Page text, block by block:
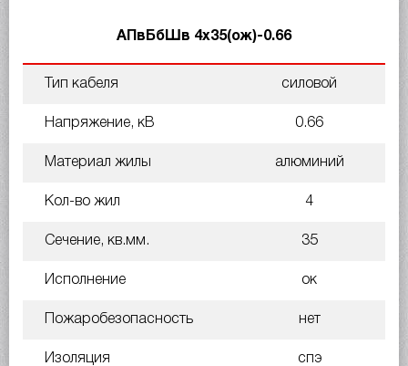
АПвБбШв 4х35(ож)-0.66
Тип кабеля силовой
Напряжение, кВ 0.66
Материал жилы алюминий
Кол-во жил 4
Сечение, кв.мм. 35
Исполнение ок
Пожаробезопасность нет
Изоляция спэ